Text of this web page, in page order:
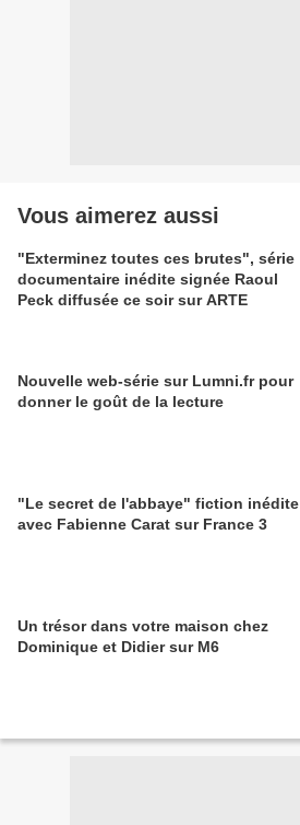
Vous aimerez aussi
"Exterminez toutes ces brutes", série
documentaire inédite signée Raoul
Peck diffusée ce soir sur ARTE
Nouvelle web-série sur Lumni.fr pour
donner le goût de la lecture
"Le secret de l'abbaye" fiction inédite
avec Fabienne Carat sur France 3
Un trésor dans votre maison chez
Dominique et Didier sur M6